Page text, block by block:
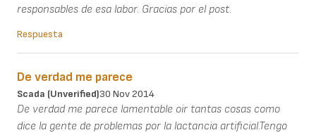
responsables de esa labor. Gracias por el post.
Respuesta
De verdad me parece
Scada (unverified)30 Nov 2014
De verdad me parece lamentable oir tantas cosas como
dice la gente de problemas por la lactancia artificial.Tengo